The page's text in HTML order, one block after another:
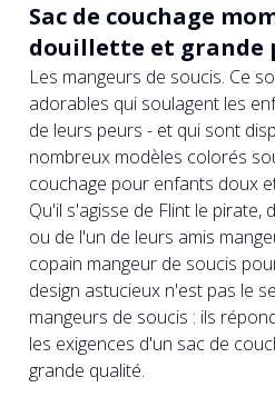
Sac de couchage
douillette et grande
Les mangeurs de soucis. Ce
adorables qui soulagent les
de leurs peurs - et qui sont
nombreux modèles colorés
couchage pour enfants doux
Qu'il s'agisse de Flint le pirate,
ou de l'un de leurs amis
copain mangeur de soucis
design astucieux n'est pas le
mangeurs de soucis : ils
les exigences d'un sac de
grande qualité.